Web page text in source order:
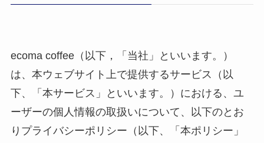
ecoma coffee（以下，「当社」といいます。）
は、本ウェブサイト上で提供するサービス（以
下、「本サービス」といいます。）における、ユ
ーザーの個人情報の取扱いについて、以下のとお
りプライバシーポリシー（以下、「本ポリシー」